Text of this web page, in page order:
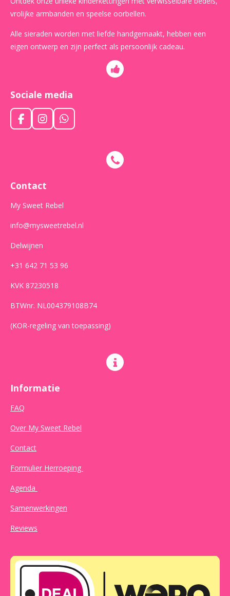
vrolijke armbanden en speelse oorbellen.
Alle sieraden worden met liefde handgemaakt, hebben een
eigen ontwerp en zijn perfect als persoonlijk cadeau.
Sociale media
F
a
k
I
n
r
a
m
W
h
Contact
My Sweet Rebel
info@mysweetrebel.nl
Delwijnen
+31 642 71 53 96
KVK 87230518
BTWnr. NL004379108B74
(KOR-regeling van toepassing)
Informatie
FAQ
Over My Sweet Rebel
Contact
Formulier Herroeping
Agenda
Samenwerkingen
Reviews